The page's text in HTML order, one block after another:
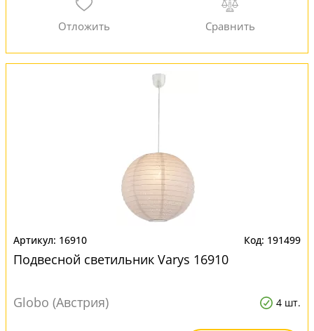
16910 191499
Подвесной светильник Varys 16910
Globo (Австрия) 4 шт.